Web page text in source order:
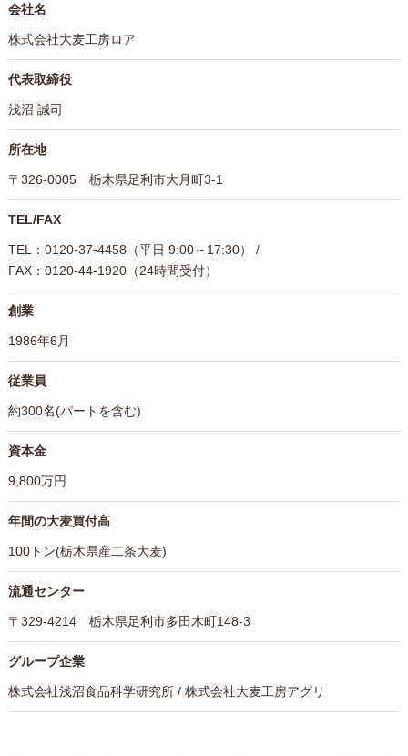
会社名
株式会社大麦工房ロア
代表取締役
浅沼 誠司
所在地
〒326-0005 栃木県足利市大月町3-1
TEL/FAX
TEL：0120-37-4458（平日 9:00～17:30） /
FAX：0120-44-1920（24時間受付）
創業
1986年6月
従業員
約300名(パートを含む)
資本金
9,800万円
年間の大麦買付高
100トン(栃木県産二条大麦)
流通センター
〒329-4214 栃木県足利市多田木町148-3
グループ企業
株式会社浅沼食品科学研究所 / 株式会社大麦工房アグリ